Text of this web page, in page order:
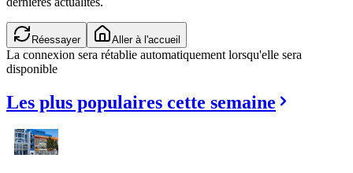
Réessayer Aller à l'accueil
La connexion sera rétablie automatiquement lorsqu'elle sera
disponible
Les plus populaires cette semaine